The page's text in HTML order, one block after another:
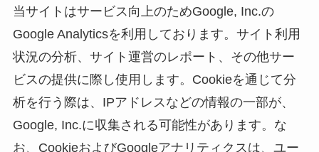
当サイトはサービス向上のためGoogle, Inc.の
Google Analyticsを利用しております。サイト利用
状況の分析、サイト運営のレポート、その他サー
ビスの提供に際し使用します。Cookieを通じて分
析を行う際は、IPアドレスなどの情報の一部が、
Google, Inc.に収集される可能性があります。な
お、CookieおよびGoogleアナリティクスは、ユー